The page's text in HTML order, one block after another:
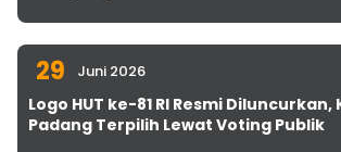
29 Juni 2026
Logo HUT ke-81 RI Resmi
Padang Terpilih Lewat Voting Publik